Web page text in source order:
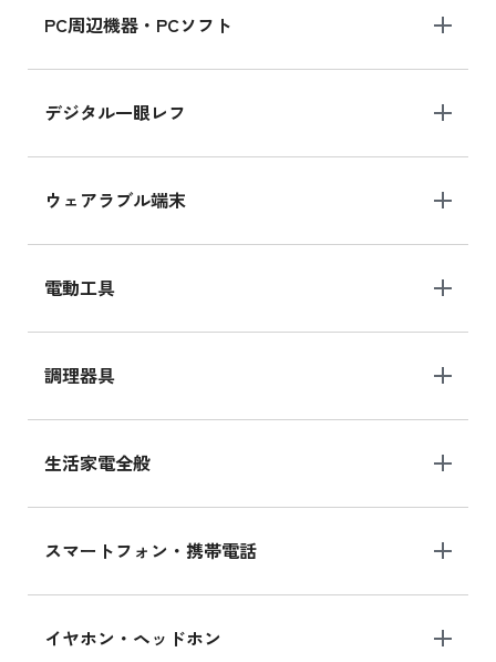
PC周辺機器・PCソフト
デジタル一眼レフ
ウェアラブル端末
電動工具
調理器具
生活家電全般
スマートフォン・携帯電話
イヤホン・ヘッドホン
MK2K3J/Aの新品買取価格はこちら